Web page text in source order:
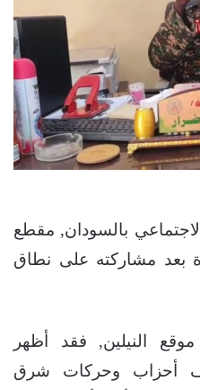
بالسودان, مقطع
بعد مشاركته على نطاق
النيلين, فقد أظهر
أحزاب وحركات شرق